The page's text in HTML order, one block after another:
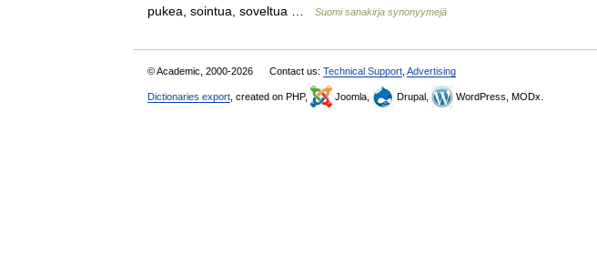
pukea, sointua, soveltua …
Suomi sanakirja synonyymejä
© Academic, 2000-2026 Contact us: Technical Support Advertising
Dictionaries export , created on PHP, Joomla, Drupal, WordPress, MODx.